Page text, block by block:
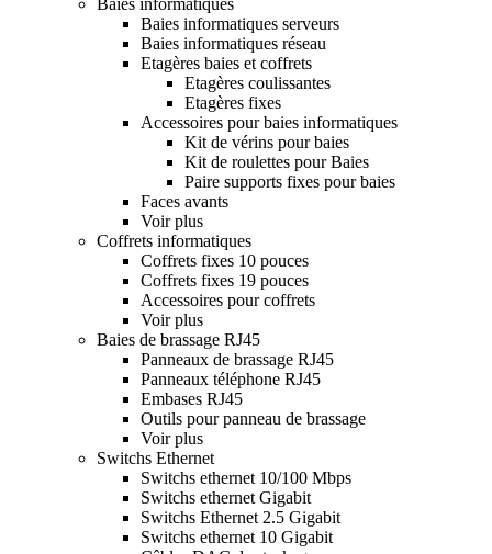
Baies informatiques serveurs
Baies informatiques réseau
Etagères baies et coffrets
Etagères coulissantes
Etagères fixes
Accessoires pour baies informatiques
Kit de vérins pour baies
Kit de roulettes pour Baies
Paire supports fixes pour baies
Faces avants
Voir plus
Coffrets informatiques
Coffrets fixes 10 pouces
Coffrets fixes 19 pouces
Accessoires pour coffrets
Voir plus
Baies de brassage RJ45
Panneaux de brassage RJ45
Panneaux téléphone RJ45
Embases RJ45
Outils pour panneau de brassage
Voir plus
Switchs Ethernet
Switchs ethernet 10/100 Mbps
Switchs ethernet Gigabit
Switchs Ethernet 2.5 Gigabit
Switchs ethernet 10 Gigabit